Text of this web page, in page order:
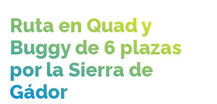
Ruta en Quad y
Buggy de 6 plazas
por la Sierra de
Gádor